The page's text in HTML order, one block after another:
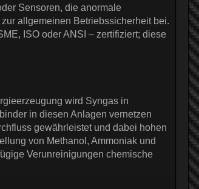
Sensoren, die anormale
allgemeinen Betriebssicherheit bei.
ISO oder ANSI – zertifiziert; diese
wird Syngas in
in diesen Anlagen vernetzen
gewährleistet und dabei hohen
von Methanol, Ammoniak und
Verunreinigungen chemische